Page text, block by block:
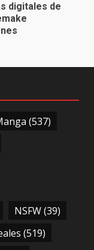
digitales de
(537)
NSFW(39)
(519)